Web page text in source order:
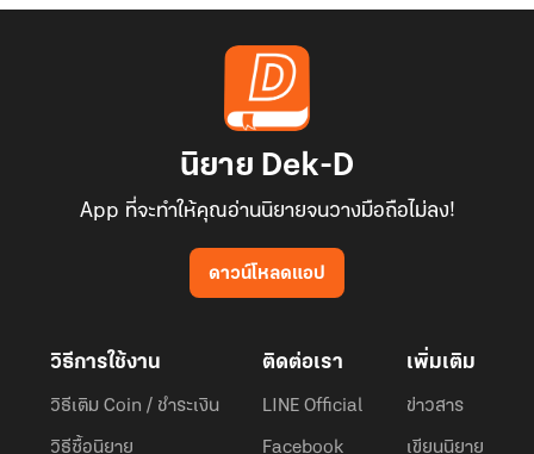
นิยาย Dek-D
App ที่จะทำให้คุณอ่านนิยายจนวางมือถือไม่ลง!
ดาวน์โหลดแอป
วิธีการใช้งาน
วิธีเติม Coin / ชำระเงิน
วิธีซื้อนิยาย
ติดต่อเรา
LINE Official
Facebook
เพิ่มเติม
ข่าวสาร
เขียนนิยาย